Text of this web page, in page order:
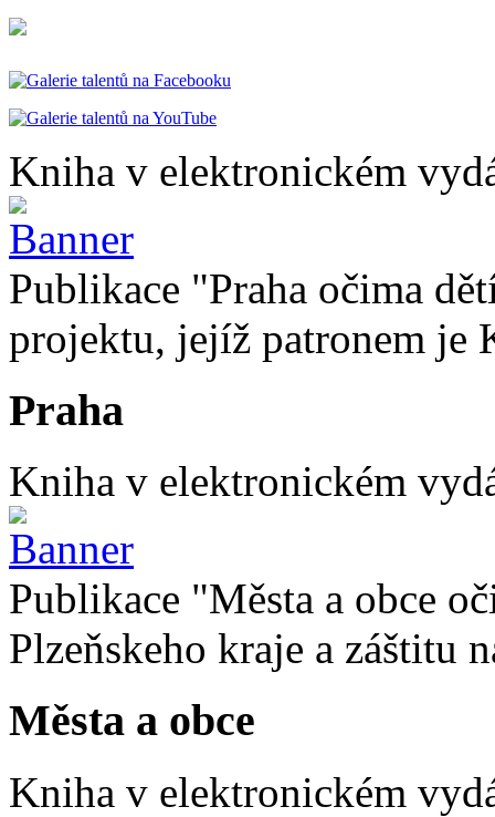
Kniha v elektronickém
Publikace "Praha očima
projektu, jejíž patronem je
Praha
Kniha v elektronickém
Publikace "Města a obce
Plzeňskeho kraje a záštitu
Města a obce
Kniha v elektronickém